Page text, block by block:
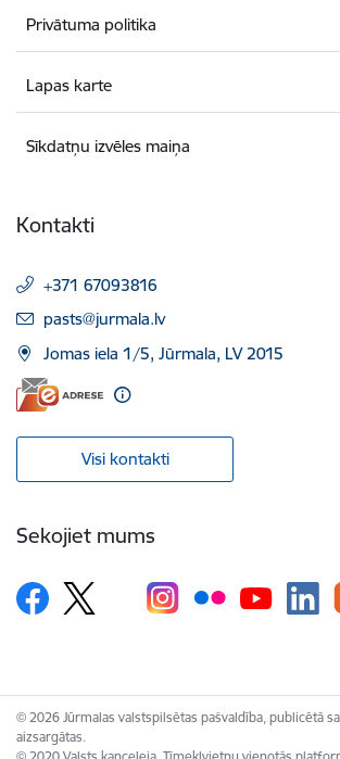
Privātuma politika
Lapas karte
Sīkdatņu izvēles maiņa
Kontakti
+371 67093816
E-pasts:
pasts@jurmala.lv
Jomas iela 1/5, Jūrmala, LV 2015
Visi kontakti
Sekojiet mums
© 2026 Jūrmalas valstspilsētas pašvaldība, publicētā
aizsargātas.